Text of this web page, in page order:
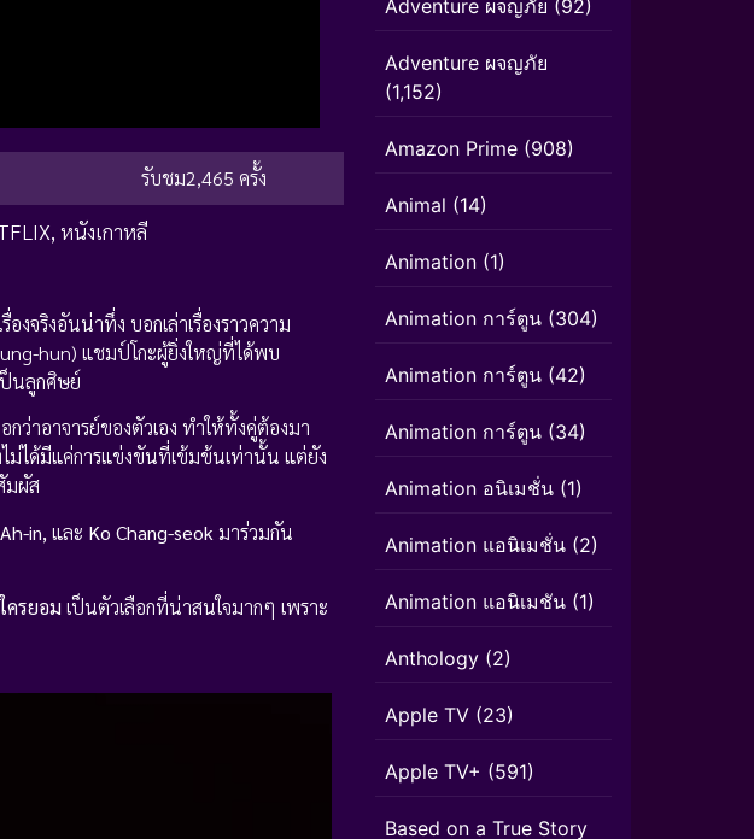
รับชม2,465 ครั้ง
, หนังเกาหลี
งจริงอันน่าทึ่ง บอกเล่าเรื่องราวความ
hun) แชมป์โกะผู้ยิ่งใหญ่ที่ได้พบ
ป็นลูกศิษย์
ว่าอาจารย์ของตัวเอง ทำให้ทั้งคู่ต้องมา
ม่ได้มีแค่การแข่งขันที่เข้มข้นเท่านั้น แต่ยัง
มผัส
in, และ Ko Chang-seok มาร่วมกัน
ครยอม เป็นตัวเลือกที่น่าสนใจมากๆ เพราะ
Adventure ผจญภัย (92)
Adventure ผจญภัย
(1,152)
Amazon Prime (908)
Animal (14)
Animation (1)
Animation การ์ตูน (304)
Animation การ์ตูน (42)
Animation การ์ตูน (34)
Animation อนิเมชั่น (1)
Animation แอนิเมชั่น (2)
Animation แอนิเมชัน (1)
Anthology (2)
Apple TV (23)
Apple TV+ (591)
Based on a True Story